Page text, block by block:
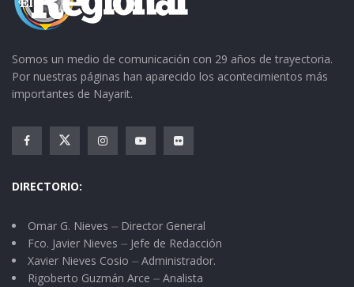
Somos un medio de comunicación con 29 años de trayectoria.
Por nuestras páginas han aparecido los acontecimientos más
importantes de Nayarit.
DIRECTORIO:
Omar G. Nieves ⏤ Director General
Fco. Javier Nieves ⏤ Jefe de Redacción
Xavier Nieves Cosio ⏤ Administrador.
Rigoberto Guzmán Arce ⏤ Analista